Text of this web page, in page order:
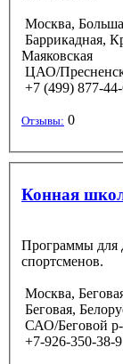
Москва,
Баррикадная,
Маяковская
ЦАО/
+7 (499) 877-
Отзывы: 0
Конная
Программы для
спортсменов.
Москва,
Беговая,
САО/Беговой
+7-926-350-38-